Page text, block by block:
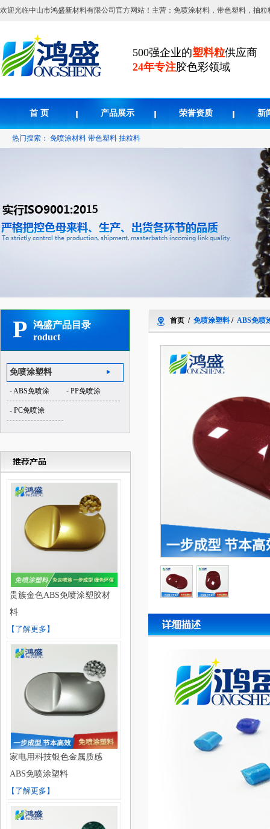
欢迎光临中山市鸿盛新材料有限公司官方网站！主营：免喷涂材料，带色塑料，抽粒
500强企业的塑料粒供应商
24年专注胶色彩领域
首 页 产品展示 荣誉资质 新
热门搜索： 免喷涂材料 带色塑料 抽粒料
P 鸿盛产品目录
roduct
免喷涂塑料
- ABS免喷涂 - PP免喷涂
- PC免喷涂
贵族金色ABS免喷涂塑胶材
料
【了解更多】
家电用科技银色金属质感
ABS免喷涂塑料
【了解更多】
首页 / 免喷涂塑料/ ABS免喷